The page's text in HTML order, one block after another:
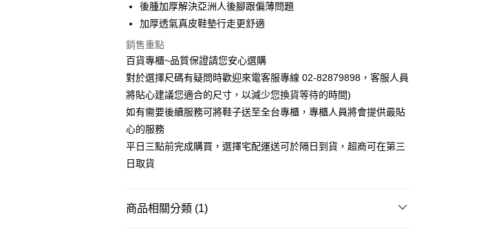
宅配
每筆NT$90，滿NT$1,000(含以上)免運費
後腫加厚解決亞洲人後腳跟偏薄問題
加厚透氣真皮鞋墊行走更舒適
銷售重點
百貨專櫃~品質保證請您安心選購
對於選擇尺碼有疑問時歡迎來電客服專線 02-82879898，客服人員
將貼心建議您適合的尺寸，以減少您換貨等待的時間)
如有需要後續服務可將鞋子送至全台專櫃，專櫃人員將會提供最貼
心的服務
平日三點前完成購買，選擇宅配運送可於隔日到貨，超商可在第三
日取貨
商品相關分類 (1)